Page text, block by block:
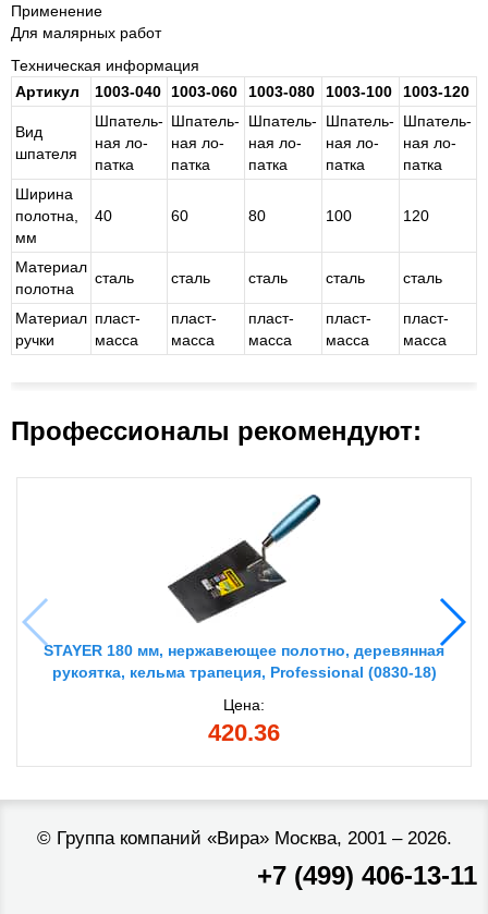
Применение
Для малярных работ
Техническая информация
Артикул
1003-040 1003-060 1003-080 1003-100 1003-120
Вид
шпателя
Шпа­тель­
ная ло­
пат­ка
Шпа­тель­
ная ло­
пат­ка
Шпа­тель­
ная ло­
пат­ка
Шпа­тель­
ная ло­
пат­ка
Шпа­тель­
ная ло­
пат­ка
Ширина
полотна,
мм
40 60 80 100 120
Материал
полотна
сталь сталь сталь сталь сталь
Материал
ручки
пласт­
мас­са
пласт­
мас­са
пласт­
мас­са
пласт­
мас­са
пласт­
мас­са
Профессионалы рекомендуют:
STAYER 180 мм, нержавеющее полотно, деревянная
рукоятка, кельма трапеция, Professional (0830-18)
Цена:
420.36
© Группа компаний «Вира»Москва, 2001 – 2026.
+7 (499) 406-13-11